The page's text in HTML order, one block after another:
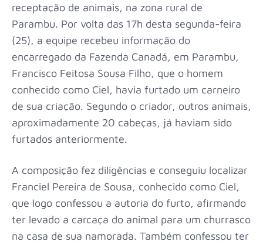
receptação de animais, na zona rural de
Parambu. Por volta das 17h desta segunda-feira
(25), a equipe recebeu informação do
encarregado da Fazenda Canadá, em Parambu,
Francisco Feitosa Sousa Filho, que o homem
conhecido como Ciel, havia furtado um carneiro
de sua criação. Segundo o criador, outros animais,
aproximadamente 20 cabeças, já haviam sido
furtados anteriormente.
A composição fez diligências e conseguiu localizar
Franciel Pereira de Sousa, conhecido como Ciel,
que logo confessou a autoria do furto, afirmando
ter levado a carcaça do animal para um churrasco
na casa de sua namorada. Também confessou ter